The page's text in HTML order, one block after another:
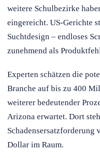
weitere Schulbezirke
eingereicht. US-Gerichte
Suchtdesign – endloses
zunehmend als
Experten schätzen die
Branche auf bis zu 400
weiterer bedeutender
Arizona erwartet. Dort
Dollar im Raum.